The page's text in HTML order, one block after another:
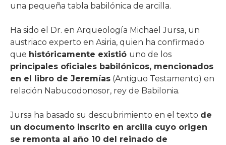
una pequeña tabla babilónica de arcilla.
Ha sido el Dr. en Arqueología Michael Jursa, un
austriaco experto en Asiria, quien ha confirmado
que históricamente existió uno de los
principales oficiales babilónicos, mencionados
en el libro de Jeremías (Antiguo Testamento) en
relación Nabucodonosor, rey de Babilonia.
Jursa ha basado su descubrimiento en el texto de
un documento inscrito en arcilla cuyo origen
se remonta al año 10 del reinado de